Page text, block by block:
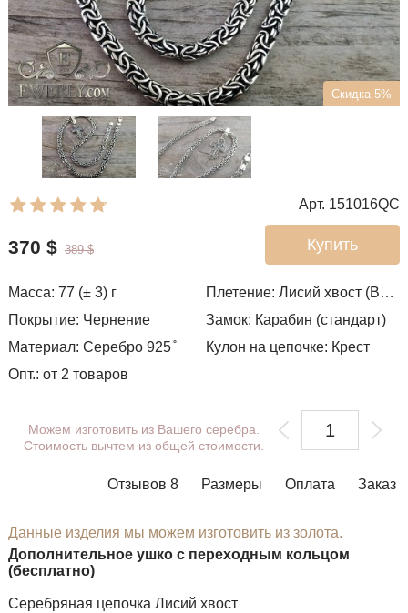
Скидка 5%
Арт. 151016QC
Купить
370 $ 389 $
Масса: 77 (± 3) г Плетение:Лисий хвост (Валькирия, Малайзия)
Покрытие: Чернение
Замок: Карабин (стандарт)
Материал: Серебро 925 ̊
Кулон на цепочке: Крест
Опт.: от 2 товаров
Можем изготовить из Вашего серебра.
Стоимость вычтем из общей стоимости.
Отзывов 8 Заказ
Оплата
Размеры
Данные изделия мы можем изготовить из золота.
Дополнительное ушко с переходным кольцом
(бесплатно)
Серебряная цепочка Лисий хвост